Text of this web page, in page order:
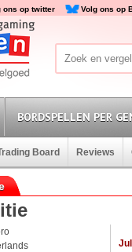
ons op twitter Volg ons op
BORDSPELLEN PER
Board Reviews